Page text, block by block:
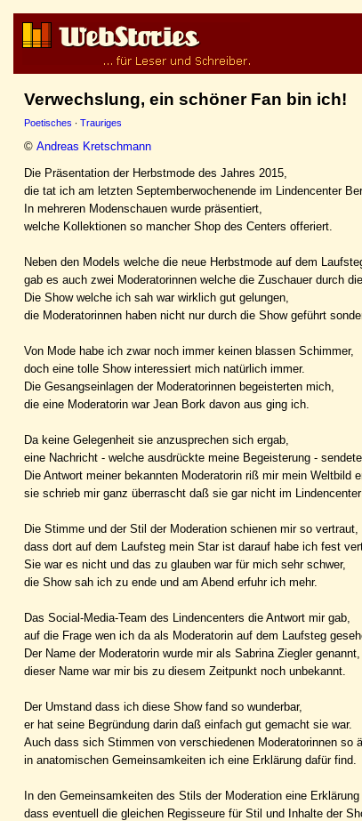
Verwechslung, ein schöner Fan bin ich!
Poetisches · Trauriges
© Andreas Kretschmann
Die Präsentation der Herbstmode des Jahres 2015,
die tat ich am letzten Septemberwochenende im Lindencenter
In mehreren Modenschauen wurde präsentiert,
welche Kollektionen so mancher Shop des Centers offeriert.
Neben den Models welche die neue Herbstmode auf dem
gab es auch zwei Moderatorinnen welche die Zuschauer durch
Die Show welche ich sah war wirklich gut gelungen,
die Moderatorinnen haben nicht nur durch die Show geführt
Von Mode habe ich zwar noch immer keinen blassen Schimmer,
doch eine tolle Show interessiert mich natürlich immer.
Die Gesangseinlagen der Moderatorinnen begeisterten mich,
die eine Moderatorin war Jean Bork davon aus ging ich.
Da keine Gelegenheit sie anzusprechen sich ergab,
eine Nachricht - welche ausdrückte meine Begeisterung -
Die Antwort meiner bekannten Moderatorin riß mir mein Weltbild
sie schrieb mir ganz überrascht daß sie gar nicht im Lindencenter
Die Stimme und der Stil der Moderation schienen mir so vertraut,
dass dort auf dem Laufsteg mein Star ist darauf habe ich fest
Sie war es nicht und das zu glauben war für mich sehr schwer,
die Show sah ich zu ende und am Abend erfuhr ich mehr.
Das Social-Media-Team des Lindencenters die Antwort mir gab,
auf die Frage wen ich da als Moderatorin auf dem Laufsteg
Der Name der Moderatorin wurde mir als Sabrina Ziegler genannt,
dieser Name war mir bis zu diesem Zeitpunkt noch unbekannt.
Der Umstand dass ich diese Show fand so wunderbar,
er hat seine Begründung darin daß einfach gut gemacht sie war.
Auch dass sich Stimmen von verschiedenen Moderatorinnen so
in anatomischen Gemeinsamkeiten ich eine Erklärung dafür find.
In den Gemeinsamkeiten des Stils der Moderation eine Erklärung
dass eventuell die gleichen Regisseure für Stil und Inhalte der